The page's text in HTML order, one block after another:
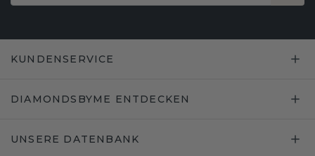
KUNDENSERVICE
DIAMONDSBYME ENTDECKEN
UNSERE DATENBANK